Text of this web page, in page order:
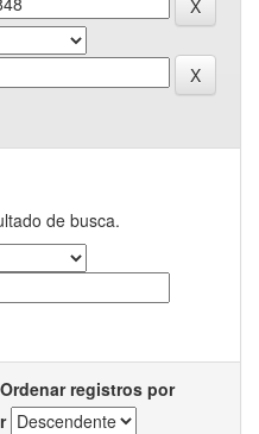
de busca.
Ordenar registros por